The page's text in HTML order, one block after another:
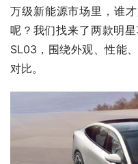
万级新能源市场里，谁
呢？我们找来了两款明
SL03，围绕外观、性能
对比。